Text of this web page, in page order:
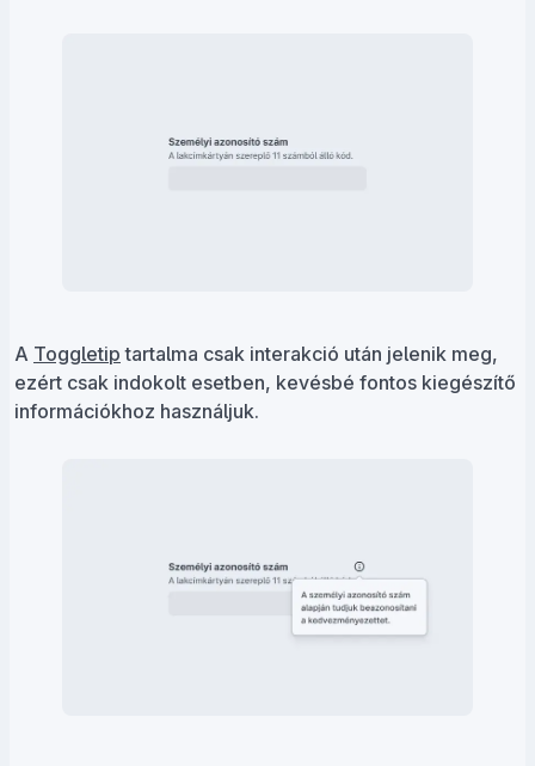
A Toggletip tartalma csak interakció után jelenik meg,
ezért csak indokolt esetben, kevésbé fontos kiegészítő
információkhoz használjuk.